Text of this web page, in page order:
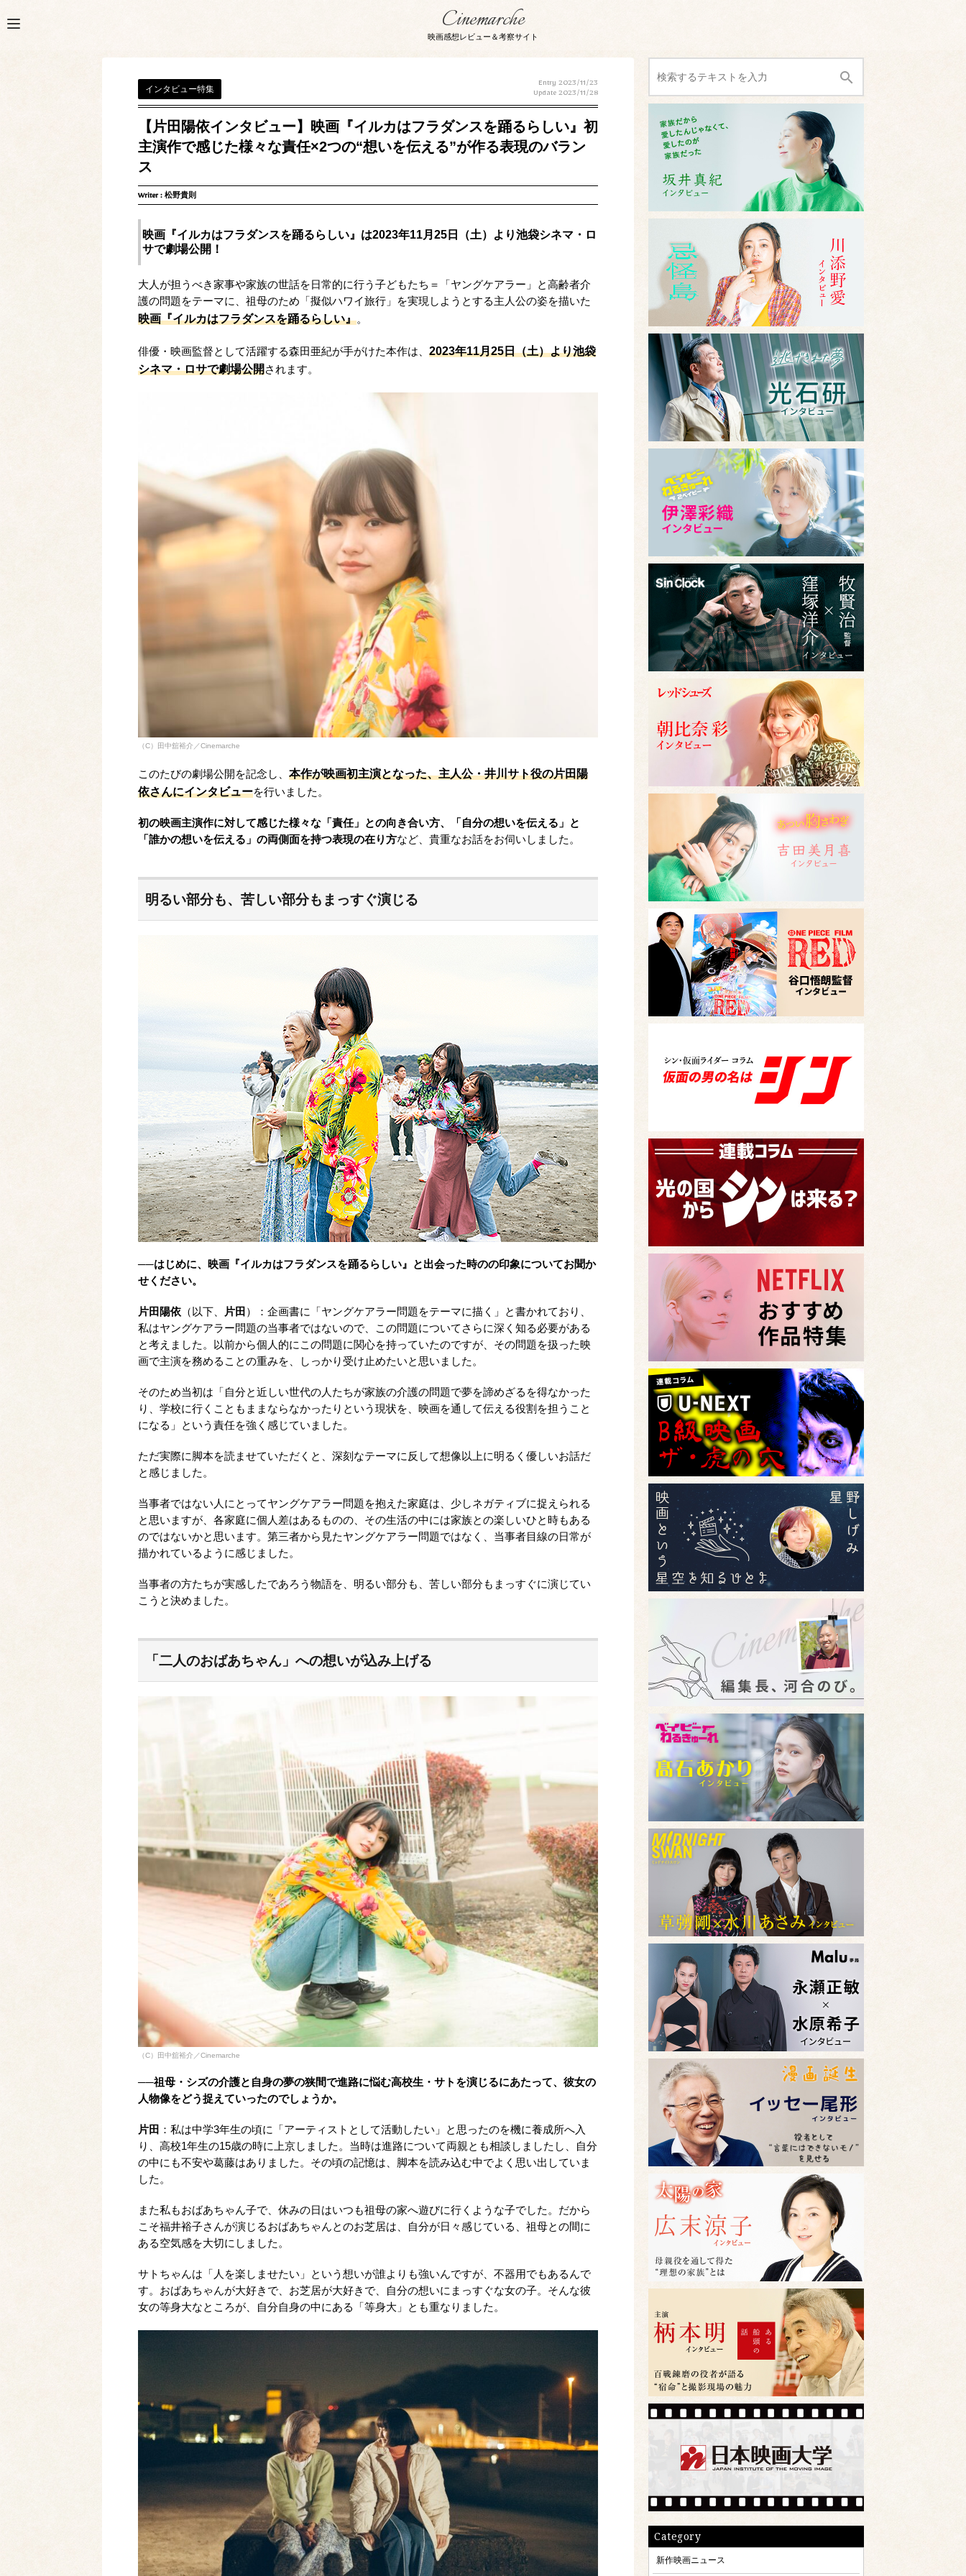
Cinemarche
映画感想レビュー＆考察サイト
インタビュー特集
Entry 2023/11/23
Update 2023/11/28
【片田陽依インタビュー】映画『イルカはフラダンスを踊るらしい』初
主演作で感じた様々な責任×2つの“想いを伝える”が作る表現のバラン
ス
Writer : 松野貴則
映画『イルカはフラダンスを踊るらしい』は2023年11月25日（土）より池袋シネマ・ロ
サで劇場公開！
大人が担うべき家事や家族の世話を日常的に行う子どもたち＝「ヤングケアラー」と高齢者介
護の問題をテーマに、祖母のため「擬似ハワイ旅行」を実現しようとする主人公の姿を描いた
映画『イルカはフラダンスを踊るらしい』。
俳優・映画監督として活躍する森田亜紀が手がけた本作は、 2023年11月25日（土）より池袋
シネマ・ロサで劇場公開されます。
（C）田中舘裕介／Cinemarche
このたびの劇場公開を記念し、 本作が映画初主演となった、主人公・井川サト役の片田陽
依さんにインタビューを行いました。
初の映画主演作に対して感じた様々な「責任」との向き合い方、「自分の想いを伝える」と
「誰かの想いを伝える」の両側面を持つ表現の在り方など、貴重なお話をお伺いしました。
明るい部分も、苦しい部分もまっすぐ演じる
──はじめに、映画『イルカはフラダンスを踊るらしい』と出会った時のの印象についてお聞か
せください。
片田陽依 （以下、 片田 ）：企画書に「ヤングケアラー問題をテーマに描く」と書かれており、
私はヤングケアラー問題の当事者ではないので、この問題についてさらに深く知る必要がある
と考えました。以前から個人的にこの問題に関心を持っていたのですが、その問題を扱った映
画で主演を務めることの重みを、しっかり受け止めたいと思いました。
そのため当初は「自分と近しい世代の人たちが家族の介護の問題で夢を諦めざるを得なかった
り、学校に行くこともままならなかったりという現状を、映画を通して伝える役割を担うこと
になる」という責任を強く感じていました。
ただ実際に脚本を読ませていただくと、深刻なテーマに反して想像以上に明るく優しいお話だ
と感じました。
当事者ではない人にとってヤングケアラー問題を抱えた家庭は、少しネガティブに捉えられる
と思いますが、各家庭に個人差はあるものの、その生活の中には家族との楽しいひと時もある
のではないかと思います。第三者から見たヤングケアラー問題ではなく、当事者目線の日常が
描かれているように感じました。
当事者の方たちが実感したであろう物語を、明るい部分も、苦しい部分もまっすぐに演じてい
こうと決めました。
「二人のおばあちゃん」への想いが込み上げる
（C）田中舘裕介／Cinemarche
──祖母・シズの介護と自身の夢の狭間で進路に悩む高校生・サトを演じるにあたって、彼女の
人物像をどう捉えていったのでしょうか。
片田 ：私は中学3年生の頃に「アーティストとして活動したい」と思ったのを機に養成所へ入
り、高校1年生の15歳の時に上京しました。当時は進路について両親とも相談しましたし、自分
の中にも不安や葛藤はありました。その頃の記憶は、脚本を読み込む中でよく思い出していま
した。
また私もおばあちゃん子で、休みの日はいつも祖母の家へ遊びに行くような子でした。だから
こそ福井裕子さんが演じるおばあちゃんとのお芝居は、自分が日々感じている、祖母との間に
ある空気感を大切にしました。
サトちゃんは「人を楽しませたい」という想いが誰よりも強いんですが、不器用でもあるんで
す。おばあちゃんが大好きで、お芝居が大好きで、自分の想いにまっすぐな女の子。そんな彼
女の等身大なところが、自分自身の中にある「等身大」とも重なりました。
Category
新作映画ニュース